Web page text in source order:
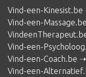
Vind-een-Kinesist.be
Vind-een-Massage.be
Vind-een-
Vind-een-Coach.be
Vind-een-